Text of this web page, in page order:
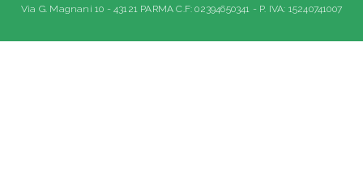
Via G. Magnani 10 - 43121 PARMA C.F: 02394650341 - P. IVA: 15240741007